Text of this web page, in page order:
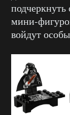
мини-
войдут